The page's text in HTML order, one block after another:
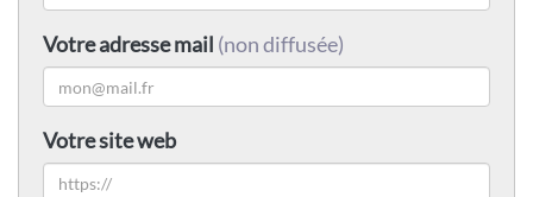
Votre adresse mail (non diffusée)
Votre site web